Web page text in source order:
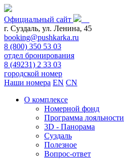
Официальный сайт
г. Суздаль, ул. Ленина, 45
booking@pushkarka.ru
8 (800) 350 53 03
отдел бронирования
8 (49231) 2 33 03
городской номер
Наши номера EN CN
О комплексе
Номерной фонд
Программа лояльности
3D - Панорама
Суздаль
Полезное
Вопрос-ответ